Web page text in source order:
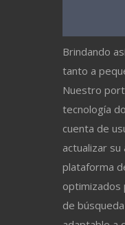
Brindando
tanto a
Nuestro
tecnología
cuenta de
actualizar
plataforma
optimizados
de